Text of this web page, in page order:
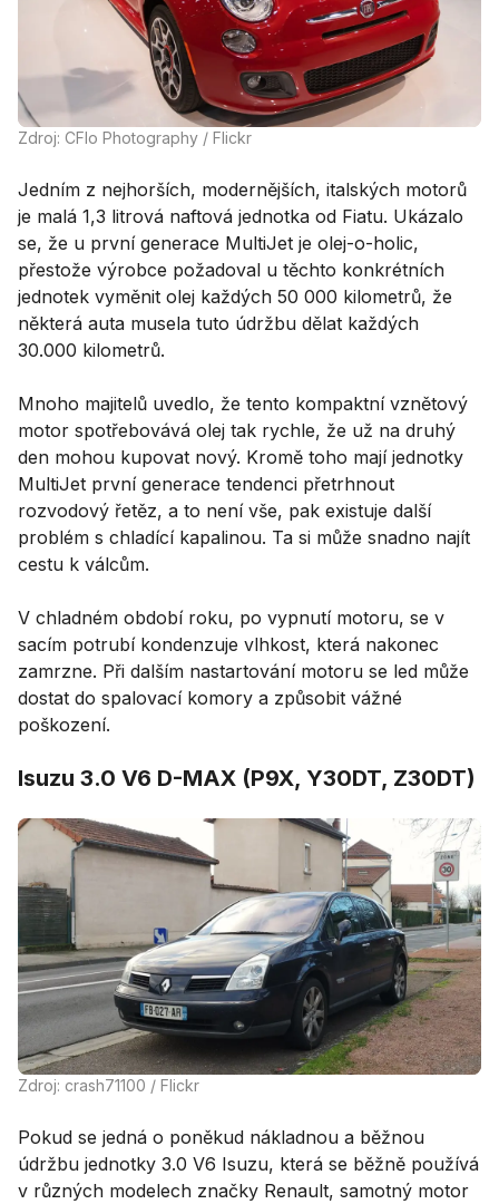
Zdroj: CFlo Photography / Flickr
Jedním z nejhorších, modernějších, italských motorů
je malá 1,3 litrová naftová jednotka od Fiatu. Ukázalo
se, že u první generace MultiJet je olej-o-holic,
přestože výrobce požadoval u těchto konkrétních
jednotek vyměnit olej každých 50 000 kilometrů, že
některá auta musela tuto údržbu dělat každých
30.000 kilometrů.
Mnoho majitelů uvedlo, že tento kompaktní vznětový
motor spotřebovává olej tak rychle, že už na druhý
den mohou kupovat nový. Kromě toho mají jednotky
MultiJet první generace tendenci přetrhnout
rozvodový řetěz, a to není vše, pak existuje další
problém s chladící kapalinou. Ta si může snadno najít
cestu k válcům.
V chladném období roku, po vypnutí motoru, se v
sacím potrubí kondenzuje vlhkost, která nakonec
zamrzne. Při dalším nastartování motoru se led může
dostat do spalovací komory a způsobit vážné
poškození.
Isuzu 3.0 V6 D-MAX (P9X, Y30DT, Z30DT)
Zdroj: crash71100 / Flickr
Pokud se jedná o poněkud nákladnou a běžnou
údržbu jednotky 3.0 V6 Isuzu, která se běžně používá
v různých modelech značky Renault, samotný motor